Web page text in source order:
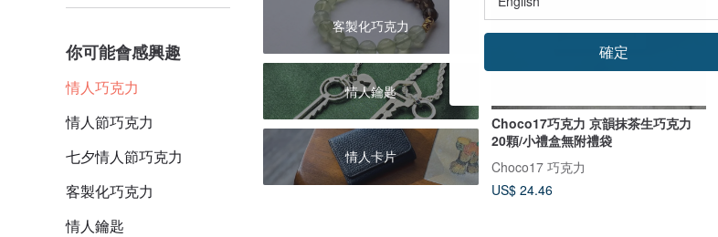
你可能會感興趣
情人巧克力
情人節巧克力
七夕情人節巧克力
客製化巧克力
情人鑰匙
客製化巧克力
情人鑰匙
情人卡片
Choco17巧克力 京韻抹茶生巧克力
20顆/小禮盒無附禮袋
Choco17 巧克力
US$ 24.46
確定